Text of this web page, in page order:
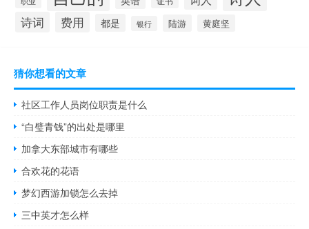
诗词 费用 都是 银行 陆游 黄庭坚
猜你想看的文章
社区工作人员岗位职责是什么
“白璧青钱”的出处是哪里
加拿大东部城市有哪些
合欢花的花语
梦幻西游加锁怎么去掉
三中英才怎么样